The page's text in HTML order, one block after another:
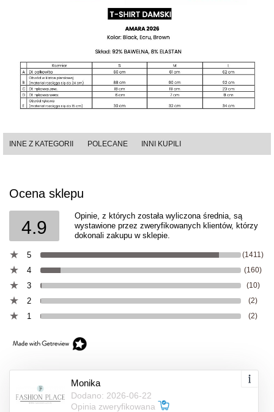
INNE Z KATEGORII POLECANE INNI KUPILI
Ocena sklepu
4.9
Opinie, z których została wyliczona średnia, są
wystawione przez zweryfikowanych klientów, którzy
dokonali zakupu w sklepie.
5 (1411)
4 (160)
3 (10)
2 (2)
1 (2)
Monika
Dodano: 2026-06-22
Opinia zweryfikowana